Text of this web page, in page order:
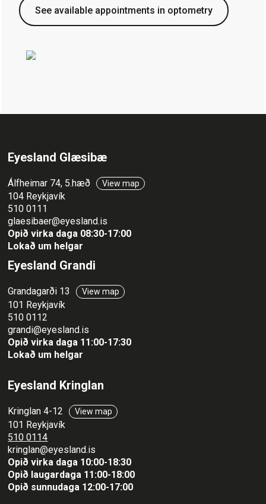
See available appointments in optometry
Eyesland Glæsibæ
Álfheimar 74, 5.hæð View map
104 Reykjavík
510 0111
glaesibaer@eyesland.is
Opið virka daga 08:30-17:00
Lokað um helgar
Eyesland Grandi
Grandagarði 13 View map
101 Reykjavík
510 0112
grandi@eyesland.is
Opið virka daga 11:00-17:30
Lokað um helgar
Eyesland Kringlan
Kringlan 4-12 View map
101 Reykjavík
510 0114
kringlan@eyesland.is
Opið virka daga 10:00-18:30
Opið laugardaga 11:00-18:00
Opið sunnudaga 12:00-17:00